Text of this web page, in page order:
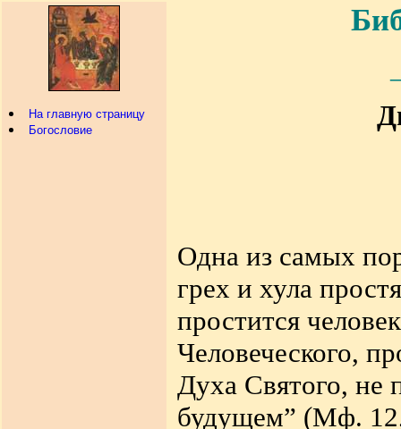
На главную страницу
Богословие
Одна из самых
грех и хула
простится
Человеческого,
Духа Святого, не
будущем” (Мф.